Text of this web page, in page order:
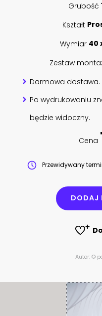
Grubość
Kształt
Wymiar 40
Zestaw
Darmowa dostawa.
Po wydrukowaniu
będzie widoczny.
Cena
Przewidywany
DODAJ
Autor: ©